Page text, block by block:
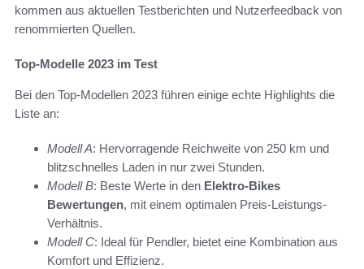
kommen aus aktuellen Testberichten und Nutzerfeedback von
renommierten Quellen.
Top-Modelle 2023 im Test
Bei den Top-Modellen 2023 führen einige echte Highlights die
Liste an:
Modell A: Hervorragende Reichweite von 250 km und
blitzschnelles Laden in nur zwei Stunden.
Modell B: Beste Werte in den Elektro-Bikes
Bewertungen, mit einem optimalen Preis-Leistungs-
Verhältnis.
Modell C: Ideal für Pendler, bietet eine Kombination aus
Komfort und Effizienz.